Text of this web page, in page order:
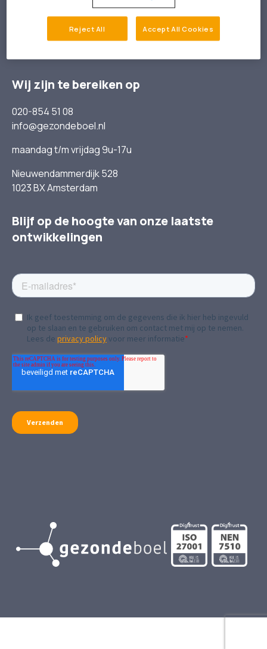
Team Gezondeboel
Vacatures
Wij zijn te bereiken op
020-854 51 08
info@gezondeboel.nl
maandag t/m vrijdag 9u-17u
Nieuwendammerdijk 528
1023 BX Amsterdam
Blijf op de hoogte van onze laatste
ontwikkelingen
Reject All Accept All Cookies